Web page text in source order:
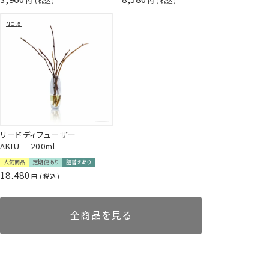
リードディフューザー
AKIU 200ml
人気商品 定期便あり 詰替えあり
18,480 税込
全商品を見る